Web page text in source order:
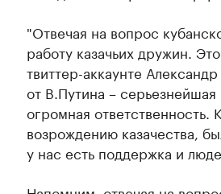
"Отвечая на вопрос
работу казачьих дружин.
твиттер-аккаунте
от В.Путина –
огромная ответственность.
возрождению казачества,
у нас есть поддержка и